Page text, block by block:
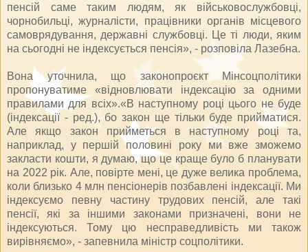
пенсій саме таким людям, як військовослужбовці,
чорнобильці, журналісти, працівники органів місцевого
самоврядування, державні службовці. Це ті люди, яким
на сьогодні не індексується пенсія», - розповіла Лазебна.
Вона уточнила, що законопроєкт Мінсоцполітики
пропонуватиме «відновлювати індексацію за одними
правилами для всіх».«В наступному році цього не буде
(індексації - ред.), бо закон ще тільки буде прийматися.
Але якщо закон прийметься в наступному році та,
наприклад, у першій половині року ми вже зможемо
закласти кошти, я думаю, що це краще було б планувати
на 2022 рік. Але, повірте мені, це дуже велика проблема,
коли близько 4 млн пенсіонерів позбавлені індексації. Ми
індексуємо певну частину трудових пенсій, але такі
пенсії, які за іншими законами призначені, вони не
індексуються. Тому цю несправедливість ми також
вирівняємо», - запевнила міністр соцполітики.